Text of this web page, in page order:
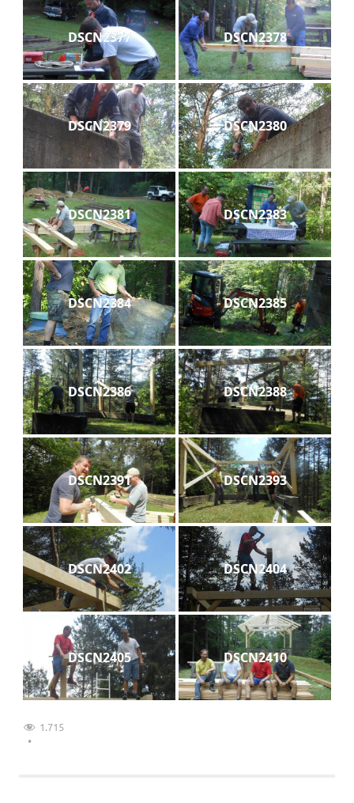
DSCN2377 DSCN2378
DSCN2379 DSCN2380
DSCN2381 DSCN2383
DSCN2384 DSCN2385
DSCN2386 DSCN2388
DSCN2391 DSCN2393
DSCN2402 DSCN2404
DSCN2405 DSCN2410
1.715